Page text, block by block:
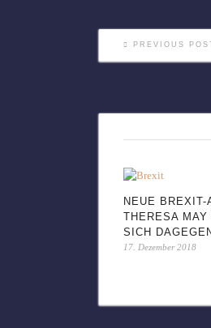
PREVIOUS
NEUE BREXIT-
THERESA MAY
SICH
17. Dezember 2018